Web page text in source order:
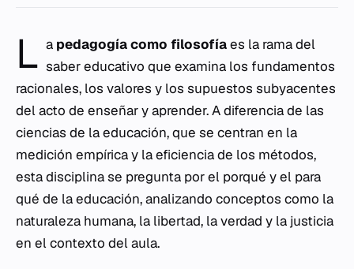
L a pedagogía como filosofíaes la rama del
saber educativo que examina los fundamentos
racionales, los valores y los supuestos subyacentes
del acto de enseñar y aprender. A diferencia de las
ciencias de la educación, que se centran en la
medición empírica y la eficiencia de los métodos,
esta disciplina se pregunta por el porqué y el para
qué de la educación, analizando conceptos como la
naturaleza humana, la libertad, la verdad y la justicia
en el contexto del aula.